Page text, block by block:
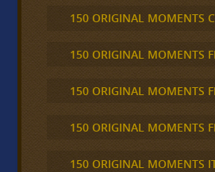
150 ORIGINAL MOMENTS
150 ORIGINAL MOMENTS
150 ORIGINAL MOMENTS
150 ORIGINAL MOMENTS
150 ORIGINAL MOMENTS